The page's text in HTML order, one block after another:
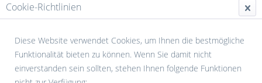
Cookie-Richtlinien
Diese Website verwendet Cookies, um Ihnen die bestmögliche
Funktionalität bieten zu können. Wenn Sie damit nicht
einverstanden sein sollten, stehen Ihnen folgende Funktionen